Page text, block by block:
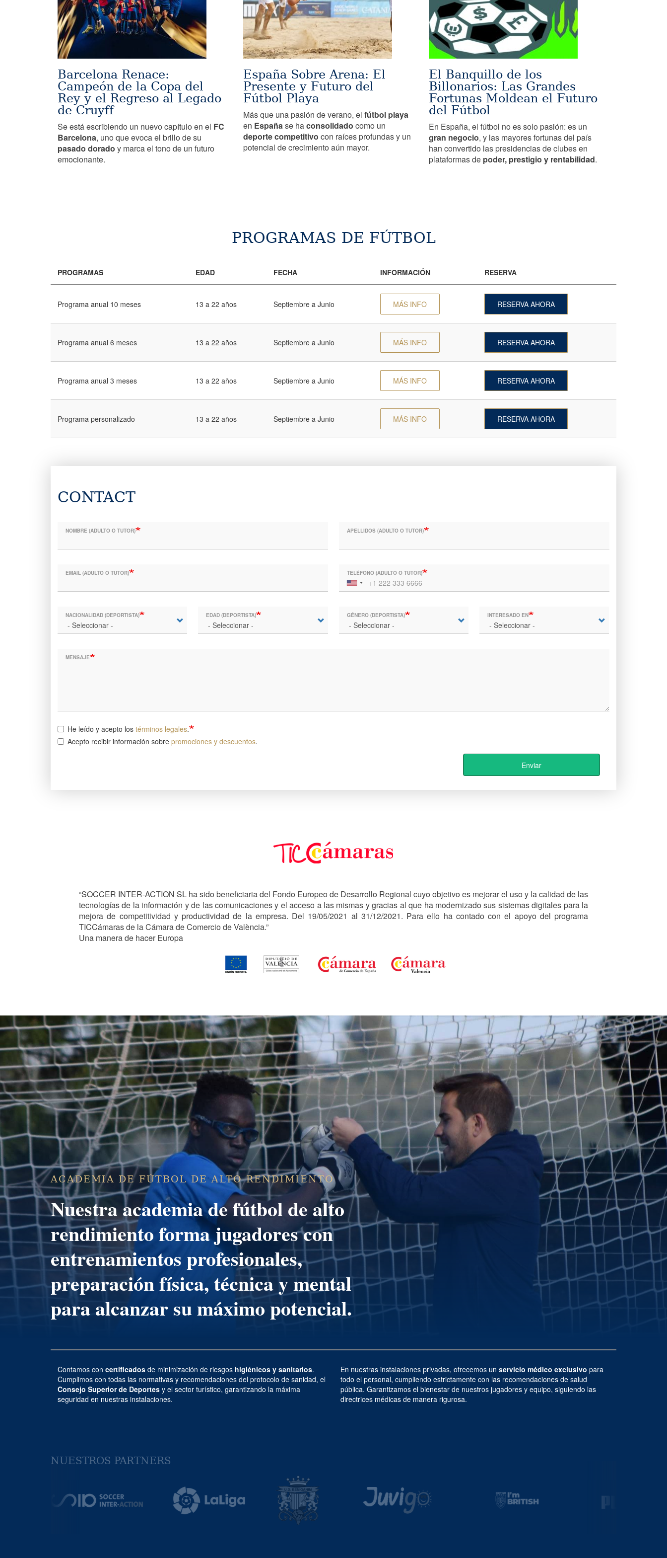
Barcelona Renace:
Campeón de la Copa del
Rey y el Regreso al Legado
de Cruyff
Se está escribiendo un nuevo capítulo en el FC
Barcelona, uno que evoca el brillo de su
pasado dorado y marca el tono de un futuro
emocionante.
España Sobre Arena: El
Presente y Futuro del
Fútbol Playa
Más que una pasión de verano, el fútbol playa
en Españase haconsolidado como un
deportecompetitivo con raíces profundas y un
potencial de crecimiento aún mayor.
El Banquillo de los
Billonarios: Las Grandes
Fortunas Moldean el Futuro
del Fútbol
En España, el fútbol no es solo pasión: es un
gran negocio, y las mayores fortunas del país
han convertido las presidencias de clubes en
plataformas de poder, prestigio y rentabilidad.
PROGRAMAS DE FÚTBOL
PROGRAMAS EDAD FECHA INFORMACIÓN RESERVA
Programa anual 10 meses 13 a 22 años Septiembre a Junio MÁS INFO RESERVA AHORA
Programa anual 6 meses 13 a 22 años Septiembre a Junio MÁS INFO RESERVA AHORA
Programa anual 3 meses 13 a 22 años Septiembre a Junio MÁS INFO RESERVA AHORA
Programa personalizado 13 a 22 años Septiembre a Junio MÁS INFO RESERVA AHORA
CONTACT
NOMBRE (ADULTO O TUTOR) APELLIDOS (ADULTO O TUTOR)
EMAIL (ADULTO O TUTOR) TELÉFONO (ADULTO O TUTOR)
NACIONALIDAD (DEPORTISTA) EDAD (DEPORTISTA) GÉNERO (DEPORTISTA) INTERESADO EN
MENSAJE
He leído y acepto los términos legales.
Acepto recibir información sobre promociones y descuentos.
Enviar
“SOCCER INTER-ACTION SL ha sido beneficiaria del Fondo Europeo de Desarrollo Regional cuyo objetivo es mejorar el uso y la calidad de las
tecnologías de la información y de las comunicaciones y el acceso a las mismas y gracias al que ha modernizado sus sistemas digitales para la
mejora de competitividad y productividad de la empresa. Del 19/05/2021 al 31/12/2021. Para ello ha contado con el apoyo del programa
TICCámaras de la Cámara de Comercio de València.”
Una manera de hacer Europa
ACADEMIA DE FÚTBOL DE ALTO RENDIMIENTO
Nuestraacademia de fútbol de alto
rendimientoforma jugadores con
entrenamientos profesionales,
preparación física, técnica y mental
para alcanzar su máximo potencial.
Contamos con certificados de minimización de riesgos higiénicos y sanitarios.
Cumplimos con todas las normativas y recomendaciones del protocolo de sanidad, el
Consejo Superior de Deportes y el sector turístico, garantizando la máxima
seguridad en nuestras instalaciones.
En nuestras instalaciones privadas, ofrecemos un servicio médico exclusivo para
todo el personal, cumpliendo estrictamente con las recomendaciones de salud
pública. Garantizamos el bienestar de nuestros jugadores y equipo, siguiendo las
directrices médicas de manera rigurosa.
NUESTROS PARTNERS